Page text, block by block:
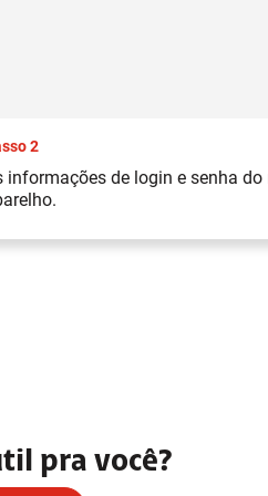
2
informações de login e senha
pra você?